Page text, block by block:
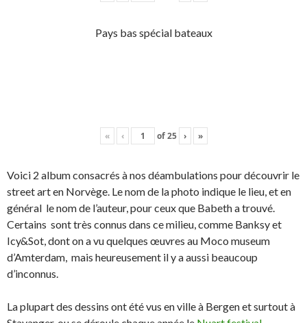
Pays bas spécial bateaux
« ‹ of25 › »
Voici 2 album consacrés à nos déambulations pour découvrir le
street art en Norvège. Le nom de la photo indique le lieu, et en
général le nom de l’auteur, pour ceux que Babeth a trouvé.
Certains sont très connus dans ce milieu, comme Banksy et
Icy&Sot, dont on a vu quelques œuvres au Moco museum
d’Amterdam, mais heureusement il y a aussi beaucoup
d’inconnus.
La plupart des dessins ont été vus en ville à Bergen et surtout à